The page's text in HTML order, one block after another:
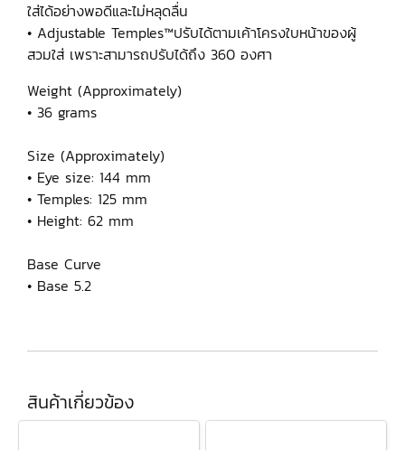
ใส่ได้อย่างพอดีและไม่หลุดลื่น
• Adjustable Temples™ปรับได้ตามเค้าโครงใบหน้าของผู้
สวมใส่ เพราะสามารถปรับได้ถึง 360 องศา
Weight (Approximately)
• 36 grams
Size (Approximately)
• Eye size: 144 mm
• Temples: 125 mm
• Height: 62 mm
Base Curve
• Base 5.2
สินค้าเกี่ยวข้อง